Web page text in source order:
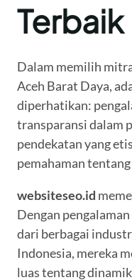
Terbaik
Dalam memilih
Aceh Barat Daya,
diperhatikan:
transparansi dalam
pendekatan yang
pemahaman
websiteseo.id
Dengan
dari berbagai
Indonesia, mereka
luas tentang